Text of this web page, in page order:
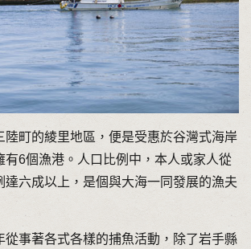
陸町的綾里地區，便是受惠於谷灣式海岸
有6個漁港。人口比例中，本人或家人從
達六成以上，是個與大海一同發展的漁夫
從事著各式各樣的捕魚活動，除了岩手縣